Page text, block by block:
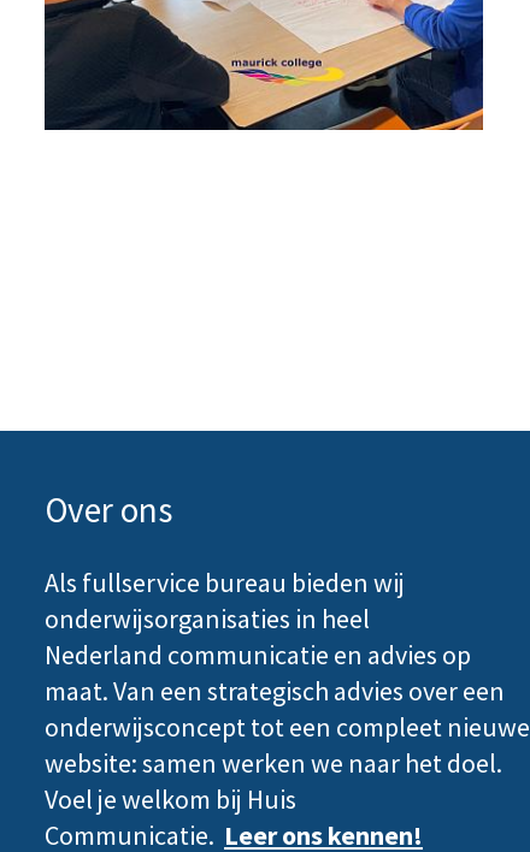
Over ons
Als fullservice bureau bieden wij
onderwijsorganisaties in heel
Nederland communicatie en advies op
maat. Van een strategisch advies over een
onderwijsconcept tot een compleet nieuwe
website: samen werken we naar het doel.
Voel je welkom bij Huis
Communicatie. Leer ons kennen!